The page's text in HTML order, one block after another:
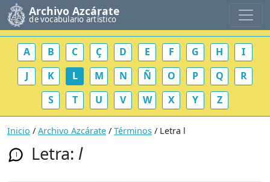
Archivo Azcárate
de vocabulario artístico
A B C Ç D E F G H
I
J
K L M N Ñ O P Q
R
S
T U V W X Y Z
Inicio / Archivo Azcárate / Términos / Letra l
l Letra: l